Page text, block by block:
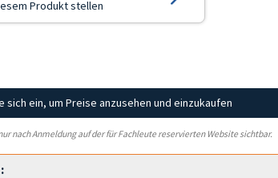
Produkt stellen
sich ein, um Preise anzusehen und einzukaufen
nach Anmeldung auf der für Fachleute reservierten Website sichtbar.